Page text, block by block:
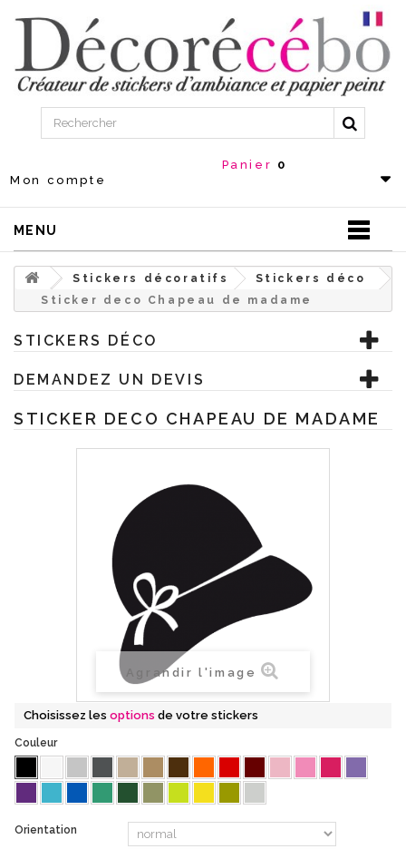
Mon compte
Panier 0
MENU
Stickers décoratifs
Stickers déco
Sticker deco Chapeau de madame
STICKERS DÉCO
DEMANDEZ UN DEVIS
STICKER DECO CHAPEAU DE MADAME
Agrandir l'image
Choisissez les options de votre stickers
Couleur
Orientation